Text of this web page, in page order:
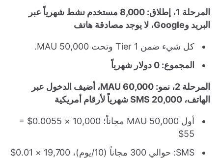
المرحلة 1، إطلاق: 8,000 مستخدم نشط شهرياً عبر
البريد وGoogle، لا يوجد مصادقة هاتف
كل شيء ضمن Tier 1 وتحت 50,000 MAU.
المجموع: 0 دولار شهرياً
المرحلة 2، نمو: 60,000 MAU، أضيف الدخول عبر
الهاتف، 20,000 SMS شهرياً لأرقام أمريكية
أول 50,000 MAU مجاناً؛ 10,000 × 0.0055$ =
55$
SMS: حوالي 300 مجاناً (10/يوم)، 19,700 × 0.01$